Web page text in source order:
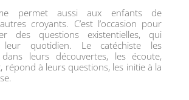
permet aussi aux enfants de
croyants. C’est l’occasion pour
des questions existentielles, qui
quotidien. Le catéchiste les
dans leurs découvertes, les écoute,
répond à leurs questions, les initie à la